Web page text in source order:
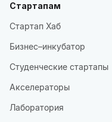
Стартапам
Стартап Хаб
Бизнес–инкубатор
Студенческие стартапы
Акселераторы
Лаборатория